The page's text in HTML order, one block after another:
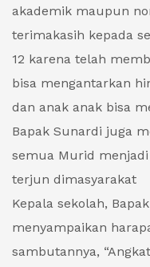
akademik maupun
terimakasih kepada
12 karena telah
bisa mengantarkan
dan anak anak bisa
Bapak Sunardi juga
semua Murid
terjun dimasyarakat
Kepala sekolah,
menyampaikan
sambutannya,